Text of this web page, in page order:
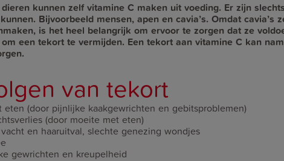
kunnen zelf vitamine C maken uit voeding. Er zijn
Bijvoorbeeld mensen, apen en cavia’s. Omdat cavia’s
is het heel belangrijk om ervoor te zorgen dat ze
een tekort te vermijden. Een tekort aan vitamine C kan
van tekort
eten (door pijnlijke kaakgewrichten en gebitsproblemen)
(door moeite met eten)
en haaruitval, slechte genezing wondjes
gewrichten en kreupelheid